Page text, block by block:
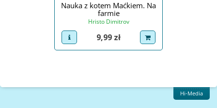
Nauka z kotem Maćkiem. Na
farmie
Hristo Dimitrov
view product
Cena
9,99 zł dodaj do koszyka
Hi-Media